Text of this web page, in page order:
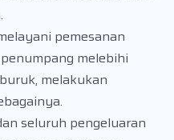
pemesanan
melebihi
melakukan
seluruh pengeluaran